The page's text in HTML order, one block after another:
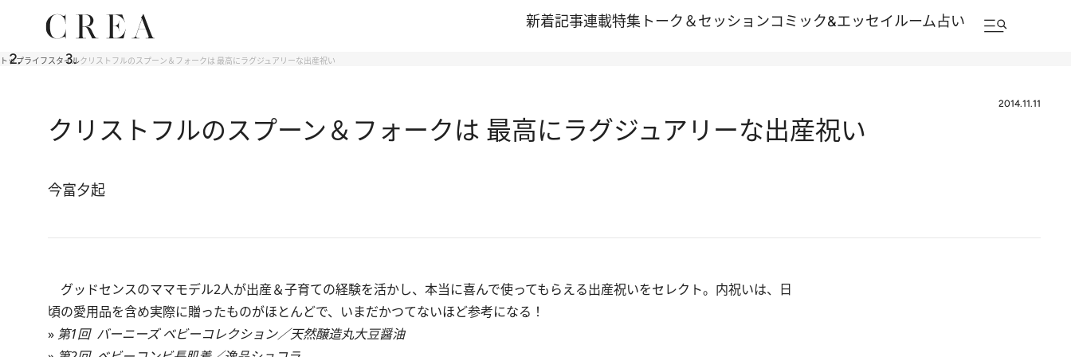
新着記事連載特集 トーク＆セッションコミック&エッセイルーム占い
トップライフスタイルクリストフルのスプーン＆フォークは 最高にラグジュアリーな出産祝い
2014.11.11
クリストフルのスプーン＆フォークは 最高にラグジュアリーな出産祝い
今富夕起
グッドセンスのママモデル2人が出産＆子育ての経験を活かし、本当に喜んで使ってもらえる出産祝いをセレクト。内祝いは、日
頃の愛用品を含め実際に贈ったものがほとんどで、いまだかつてないほど参考になる！
» 第1回 バーニーズ ベビーコレクション／天然醸造丸大豆醤油